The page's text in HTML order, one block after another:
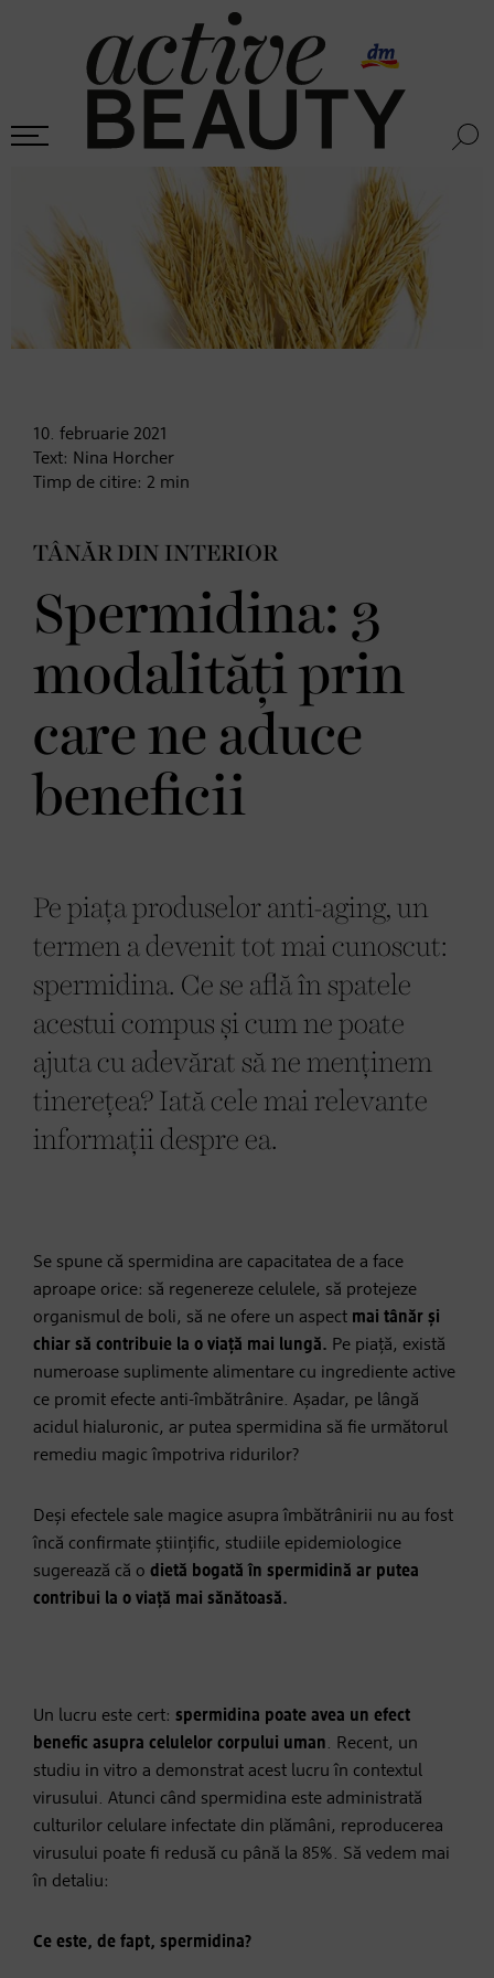
10. februarie 2021
Text: Nina Horcher
Timp de citire: 2 min
TÂNĂR DIN INTERIOR
Spermidina: 3
modalități prin
care ne aduce
beneficii
Pe piața produselor anti-aging, un
termen a devenit tot mai cunoscut:
spermidina. Ce se află în spatele
acestui compus și cum ne poate
ajuta cu adevărat să ne menținem
tinerețea? Iată cele mai relevante
informații despre ea.
Se spune că spermidina are capacitatea de a face
aproape orice: să regenereze celulele, să protejeze
organismul de boli, să ne ofere un aspect mai tânăr și
chiar să contribuie la o viață mai lungă. Pe piață, există
numeroase suplimente alimentare cu ingrediente active
ce promit efecte anti-îmbătrânire. Așadar, pe lângă
acidul hialuronic, ar putea spermidina să fie următorul
remediu magic împotriva ridurilor?
Deși efectele sale magice asupra îmbătrânirii nu au fost
încă confirmate științific, studiile epidemiologice
sugerează că o dietă bogată în spermidină ar putea
contribui la o viață mai sănătoasă.
Un lucru este cert: spermidina poate avea un efect
benefic asupra celulelor corpului uman. Recent, un
studiu in vitro a demonstrat acest lucru în contextul
virusului. Atunci când spermidina este administrată
culturilor celulare infectate din plămâni, reproducerea
virusului poate fi redusă cu până la 85%. Să vedem mai
în detaliu:
Ce este, de fapt, spermidina?